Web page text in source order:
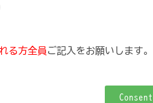
る方全員ご記入をお願いします。